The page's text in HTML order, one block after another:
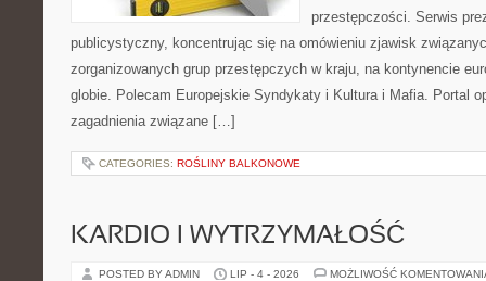
przestępczości. Serwis
publicystyczny, koncentrując się na omówieniu zjawisk
zorganizowanych grup przestępczych w kraju, na kontynencie
globie. Polecam Europejskie Syndykaty i Kultura i Mafia. Portal
zagadnienia związane […]
CATEGORIES: ROŚLINY BALKONOWE
KARDIO I WYTRZYMAŁOŚĆ
POSTED BY ADMIN LIP - 4 - 2026 MOŻLIWOŚĆ